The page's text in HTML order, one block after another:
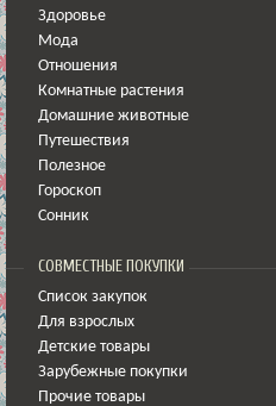
Здоровье
Мода
Отношения
Комнатные растения
Домашние животные
Путешествия
Полезное
Гороскоп
Сонник
СОВМЕСТНЫЕ ПОКУПКИ
Список закупок
Для взрослых
Детские товары
Зарубежные покупки
Прочие товары